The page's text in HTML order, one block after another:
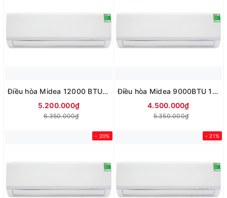
Điều hòa Midea 12000 BTU 1 chiều MSAFII-13CRN8
5.200.000₫
6.350.000₫
Điều hòa Midea 9000BTU 1 chiều MSAFII-10CRN8
4.500.000₫
5.350.000₫
- 20% - 21%